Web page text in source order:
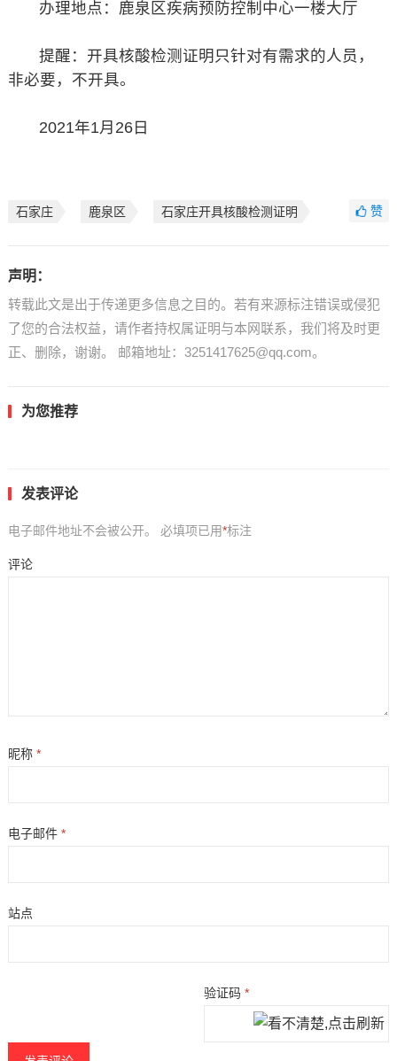
办理地点：鹿泉区疾病预防控制中心一楼大厅
提醒：开具核酸检测证明只针对有需求的人员，
非必要，不开具。
2021年1月26日
石家庄 鹿泉区 石家庄开具核酸检测证明 赞
声明：
转载此文是出于传递更多信息之目的。若有来源标注错误或侵犯
了您的合法权益，请作者持权属证明与本网联系，我们将及时更
正、删除，谢谢。 邮箱地址：3251417625@qq.com。
为您推荐
发表评论
电子邮件地址不会被公开。 必填项已用*标注
评论
昵称 *
电子邮件 *
站点
验证码*